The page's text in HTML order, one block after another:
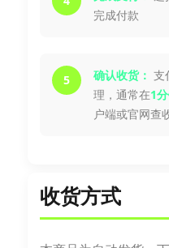
完成付款
5 确认收货： 支
理，通常在1
户端或官网查
收货方式